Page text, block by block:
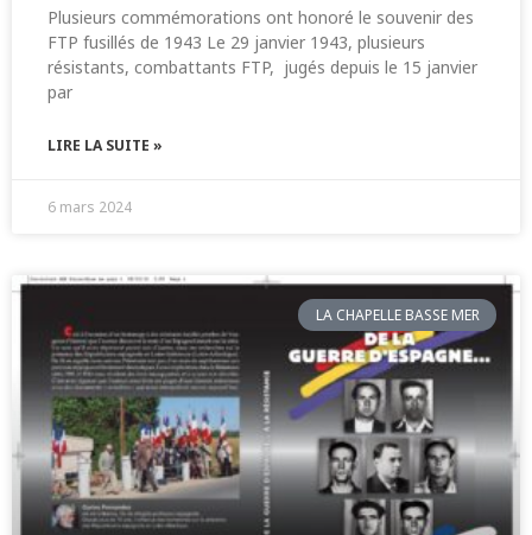
Plusieurs commémorations ont honoré le souvenir des
FTP fusillés de 1943 Le 29 janvier 1943, plusieurs
résistants, combattants FTP, jugés depuis le 15 janvier
par
LIRE LA SUITE »
6 mars 2024
LA CHAPELLE BASSE MER